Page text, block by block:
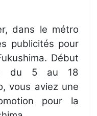
dans le métro
publicités pour
Début
du 5 au 18
vous aviez une
pour la